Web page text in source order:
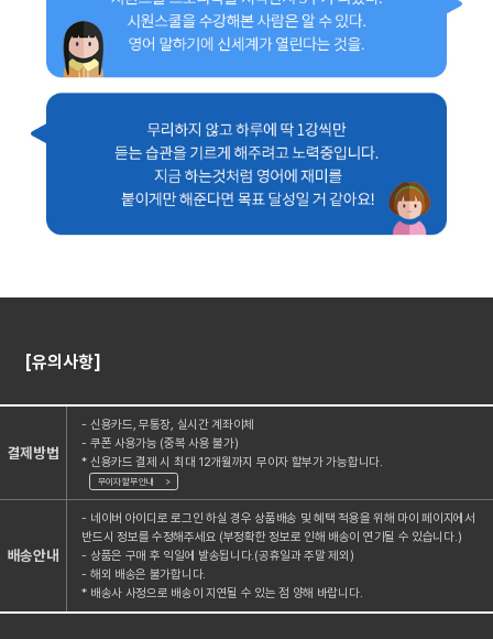
[유의사항]
결제방법
- 신용카드, 무통장, 실시간 계좌이체
- 쿠폰 사용가능 (중복 사용 불가)
* 신용카드 결제 시 최대 12개월까지 무이자 할부가 가능합니다.
무이자 할부 안내 >
배송안내
- 네이버 아이디로 로그인 하실 경우 상품배송 및 혜택 적용을 위해 마이 페이지에서
반드시 정보를 수정해주세요 (부정확한 정보로 인해 배송이 연기될 수 있습니다.)
- 상품은 구매 후 익일에 발송됩니다.(공휴일과 주말 제외)
- 해외 배송은 불가합니다.
* 배송사 사정으로 배송이 지연될 수 있는 점 양해 바랍니다.